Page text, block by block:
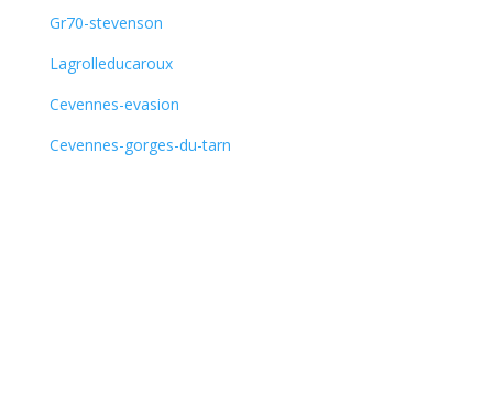
Gr70-stevenson
Lagrolleducaroux
Cevennes-evasion
Cevennes-gorges-du-tarn